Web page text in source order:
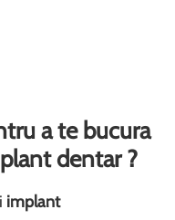
a te bucura
dentar ?
implant